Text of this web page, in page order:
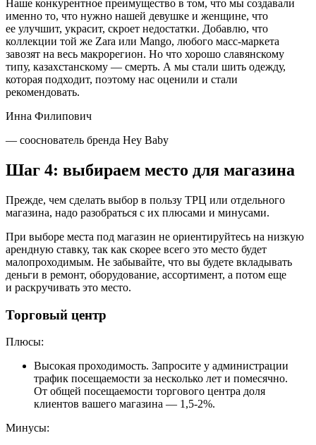
Наше конкурентное преимущество в том, что мы создавали
именно то, что нужно нашей девушке и женщине, что
ее улучшит, украсит, скроет недостатки. Добавлю, что
коллекции той же Zara или Mango, любого масс-маркета
завозят на весь макрорегион. Но что хорошо славянскому
типу, казахстанскому — смерть. А мы стали шить одежду,
которая подходит, поэтому нас оценили и стали
рекомендовать.
Инна Филипович
— сооснователь бренда Hey Baby
Шаг 4: выбираем место для магазина
Прежде, чем сделать выбор в пользу ТРЦ или отдельного
магазина, надо разобраться с их плюсами и минусами.
При выборе места под магазин не ориентируйтесь на низкую
арендную ставку, так как скорее всего это место будет
малопроходимым. Не забывайте, что вы будете вкладывать
деньги в ремонт, оборудование, ассортимент, а потом еще
и раскручивать это место.
Торговый центр
Плюсы:
Высокая проходимость. Запросите у администрации
трафик посещаемости за несколько лет и помесячно.
От общей посещаемости торгового центра доля
клиентов вашего магазина — 1,5-2%.
Минусы: